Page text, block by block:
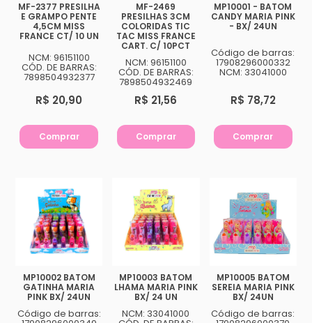
MF-2377 PRESILHA
E GRAMPO PENTE
4,5CM MISS
FRANCE CT/ 10 UN
NCM: 96151100
CÓD. DE BARRAS:
7898504932377
R$ 20,90
Comprar
MF-2469
PRESILHAS 3CM
COLORIDAS TIC
TAC MISS FRANCE
CART. C/ 10PCT
NCM: 96151100
CÓD. DE BARRAS:
7898504932469
R$ 21,56
Comprar
MP10001 - BATOM
CANDY MARIA PINK
- BX/ 24UN
Código de barras:
17908296000332
NCM: 33041000
R$ 78,72
Comprar
MP10002 BATOM
GATINHA MARIA
PINK BX/ 24UN
Código de barras:
MP10003 BATOM
LHAMA MARIA PINK
BX/ 24 UN
NCM: 33041000
MP10005 BATOM
SEREIA MARIA PINK
BX/ 24UN
Código de barras: